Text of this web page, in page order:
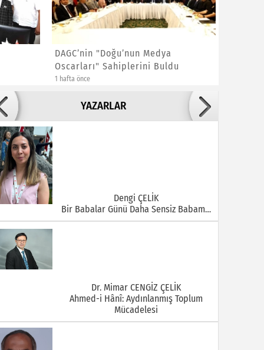
DAGC’nin "Doğu’nun Medya
Oscarları" Sahiplerini Buldu
1 hafta önce
YAZARLAR
Bu Şehrin Ortasında Çürüyen Bir Yapı Var
Dengi ÇELİK
Bir Babalar Günü Daha Sensiz Babam…
Dr. Mimar CENGİZ ÇELİK
Ahmed-i Hânî: Aydınlanmış Toplum
Mücadelesi